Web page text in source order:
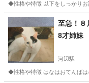
◆性格や特徴 以下をしっかりお
東京 大田区 羽田空港
至急！８
8才姉妹
河辺駅
◆性格や特徴 はなはおてんば